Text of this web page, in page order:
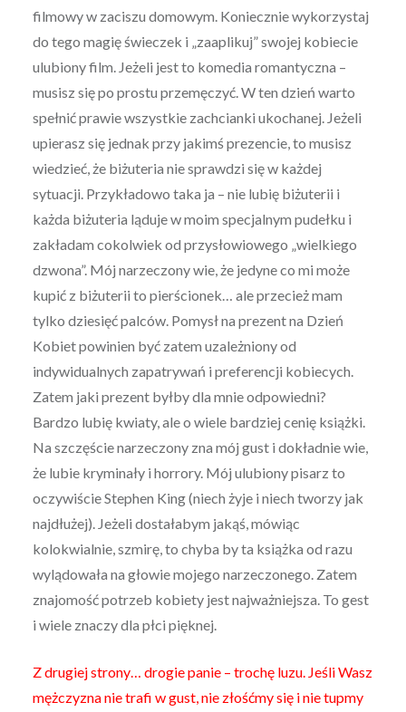
filmowy w zaciszu domowym. Koniecznie wykorzystaj
do tego magię świeczek i „zaaplikuj” swojej kobiecie
ulubiony film. Jeżeli jest to komedia romantyczna –
musisz się po prostu przemęczyć. W ten dzień warto
spełnić prawie wszystkie zachcianki ukochanej. Jeżeli
upierasz się jednak przy jakimś prezencie, to musisz
wiedzieć, że biżuteria nie sprawdzi się w każdej
sytuacji. Przykładowo taka ja – nie lubię biżuterii i
każda biżuteria ląduje w moim specjalnym pudełku i
zakładam cokolwiek od przysłowiowego „wielkiego
dzwona”. Mój narzeczony wie, że jedyne co mi może
kupić z biżuterii to pierścionek… ale przecież mam
tylko dziesięć palców. Pomysł na prezent na Dzień
Kobiet powinien być zatem uzależniony od
indywidualnych zapatrywań i preferencji kobiecych.
Zatem jaki prezent byłby dla mnie odpowiedni?
Bardzo lubię kwiaty, ale o wiele bardziej cenię książki.
Na szczęście narzeczony zna mój gust i dokładnie wie,
że lubie kryminały i horrory. Mój ulubiony pisarz to
oczywiście Stephen King (niech żyje i niech tworzy jak
najdłużej). Jeżeli dostałabym jakąś, mówiąc
kolokwialnie, szmirę, to chyba by ta książka od razu
wylądowała na głowie mojego narzeczonego. Zatem
znajomość potrzeb kobiety jest najważniejsza. To gest
i wiele znaczy dla płci pięknej.
Z drugiej strony… drogie panie – trochę luzu. Jeśli Wasz
mężczyzna nie trafi w gust, nie złośćmy się i nie tupmy